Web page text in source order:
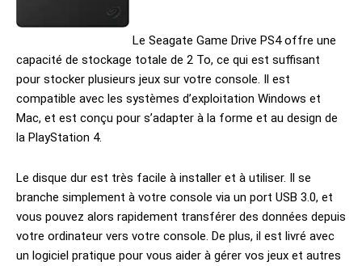
Le Seagate Game Drive PS4 offre une
capacité de stockage totale de 2 To, ce qui est suffisant
pour stocker plusieurs jeux sur votre console. Il est
compatible avec les systèmes d’exploitation Windows et
Mac, et est conçu pour s’adapter à la forme et au design de
la PlayStation 4.
Le disque dur est très facile à installer et à utiliser. Il se
branche simplement à votre console via un port USB 3.0, et
vous pouvez alors rapidement transférer des données depuis
votre ordinateur vers votre console. De plus, il est livré avec
un logiciel pratique pour vous aider à gérer vos jeux et autres